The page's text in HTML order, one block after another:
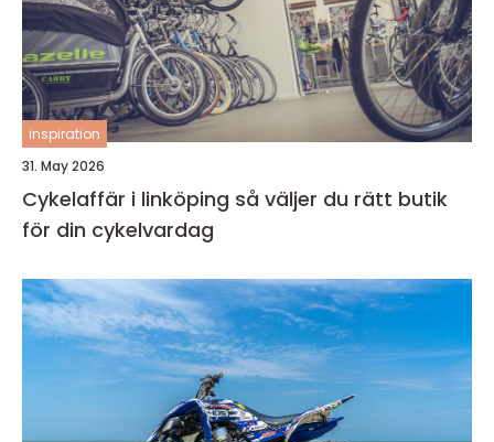
inspiration
31. May 2026
Cykelaffär i linköping så väljer du rätt butik
för din cykelvardag